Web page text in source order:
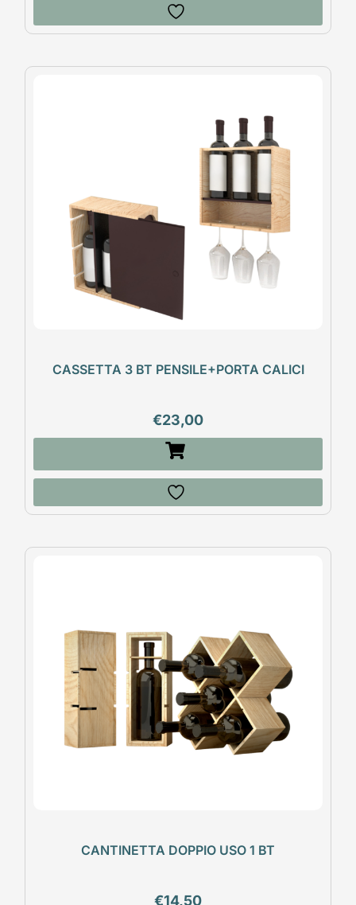
CASSETTA 3 BT PENSILE+PORTA CALICI
€23,00
CANTINETTA DOPPIO USO 1 BT
€14,50